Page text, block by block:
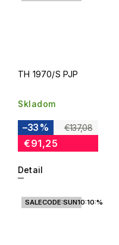
TH 1970/S PJP
Skladom
€137,08
–33 %
€91,25
Detail
SALECODE:SUN10:10:%